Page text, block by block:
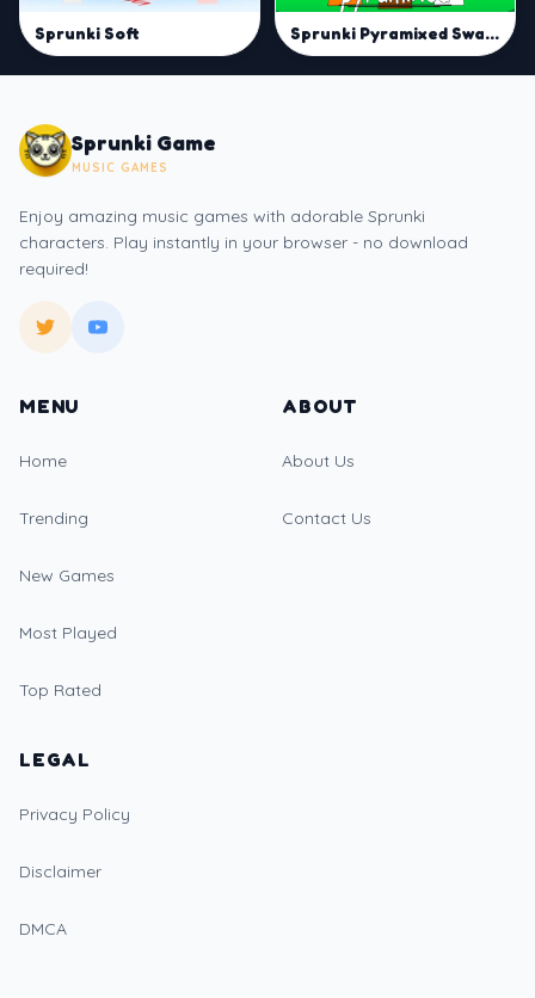
Sprunki Soft Sprunki Pyramixed Swapped
Sprunki Game
MUSIC GAMES
Enjoy amazing music games with adorable Sprunki
characters. Play instantly in your browser - no download
required!
MENU
Home
Trending
New Games
Most Played
Top Rated
ABOUT
About Us
Contact Us
LEGAL
Privacy Policy
Disclaimer
DMCA